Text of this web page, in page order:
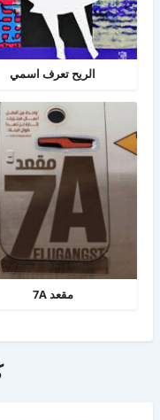
الريح تعرف اسمي
مقعد 7A